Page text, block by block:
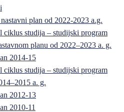
plan od 2022-2023 a.g.
ciklus studija – studijski program
planu od 2022–2023 a. g.
2014-15
ciklus studija – studijski program
a. g.
2012-13
2010-11